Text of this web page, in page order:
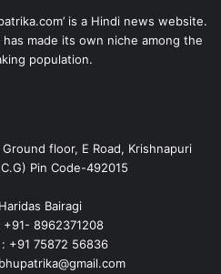
is a Hindi news website.
made its own niche among the
population.
floor, E Road, Krishnapuri
Pin Code-492015
Bairagi
8962371208
+91 75872 56836